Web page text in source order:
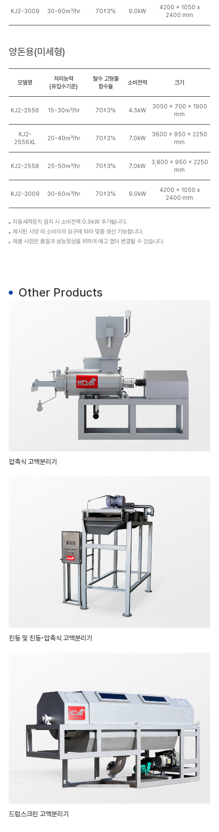
KJ2-3009 30-60㎥/hr 70±3% 9.0kW
4200 x 1050 x
2400 mm
양돈용(미세형)
모델명
처리능력
(유입수기준)
탈수 고형물
함수율
소비전력 크기
KJ2-2556 15-30㎥/hr 70±3% 4.5kW
3050 x 700 x 1900
mm
KJ2-
2556XL
20-40㎥/hr 70±3% 7.0kW
3600 x 950 x 2250
mm
KJ2-2558 25-50㎥/hr 70±3% 7.0kW
3,800 x 950 x 2250
mm
KJ2-3009 30-60㎥/hr 70±3% 9.0kW
4200 x 1050 x
2400 mm
자동세척장치 설치 시 소비전력 0.9kW 추가됩니다.
제시된 사양 외 소비자의 요구에 따라 맞춤 생산 가능합니다.
제품 사양은 품질과 성능향상을 위하여 예고 없이 변경될 수 있습니다.
Other Products
압축식 고액분리기
진동 및 진동-압축식 고액분리기
드럼스크린 고액분리기